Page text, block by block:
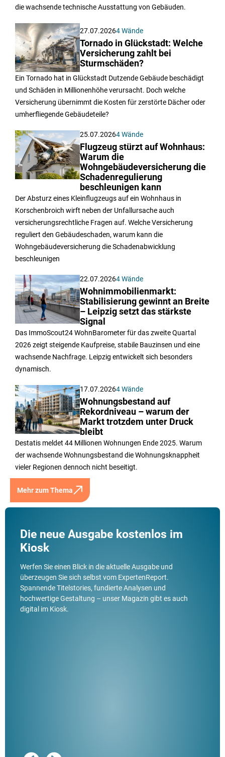
die wachsende technische Ausstattung von Gebäuden.
27.07.20264 Wände
Tornado in Glückstadt: Welche
Versicherung zahlt bei
Sturmschäden?
Ein Tornado hat in Glückstadt Dutzende Gebäude beschädigt
und Schäden in Millionenhöhe verursacht. Doch welche
Versicherung übernimmt die Kosten für zerstörte Dächer oder
umherfliegende Gebäudeteile?
25.07.20264 Wände
Flugzeug stürzt auf Wohnhaus:
Warum die
Wohngebäudeversicherung die
Schadenregulierung
beschleunigen kann
Der Absturz eines Kleinflugzeugs auf ein Wohnhaus in
Korschenbroich wirft neben der Unfallursache auch
versicherungsrechtliche Fragen auf. Welche Versicherung
reguliert den Gebäudeschaden, warum kann die
Wohngebäudeversicherung die Schadenabwicklung
beschleunigen
22.07.20264 Wände
Wohnimmobilienmarkt:
Stabilisierung gewinnt an Breite
– Leipzig setzt das stärkste
Signal
Das ImmoScout24 WohnBarometer für das zweite Quartal
2026 zeigt steigende Kaufpreise, stabile Bauzinsen und eine
wachsende Nachfrage. Leipzig entwickelt sich besonders
dynamisch.
17.07.20264 Wände
Wohnungsbestand auf
Rekordniveau – warum der
Markt trotzdem unter Druck
bleibt
Destatis meldet 44 Millionen Wohnungen Ende 2025. Warum
der wachsende Wohnungsbestand die Wohnungsknappheit
vieler Regionen dennoch nicht beseitigt.
Mehr zum Thema
Die neue Ausgabe kostenlos im
Kiosk
Werfen Sie einen Blick in die aktuelle Ausgabe und
überzeugen Sie sich selbst vom ExpertenReport.
Spannende Titelstories, fundierte Analysen und
hochwertige Gestaltung – unser Magazin gibt es auch
digital im Kiosk.